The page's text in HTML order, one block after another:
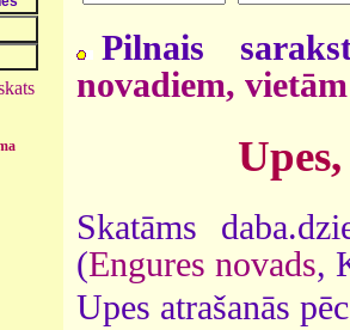
Pilnais
novadiem, vietām
Skatāms
(Engures novads,
Upes atrašanās